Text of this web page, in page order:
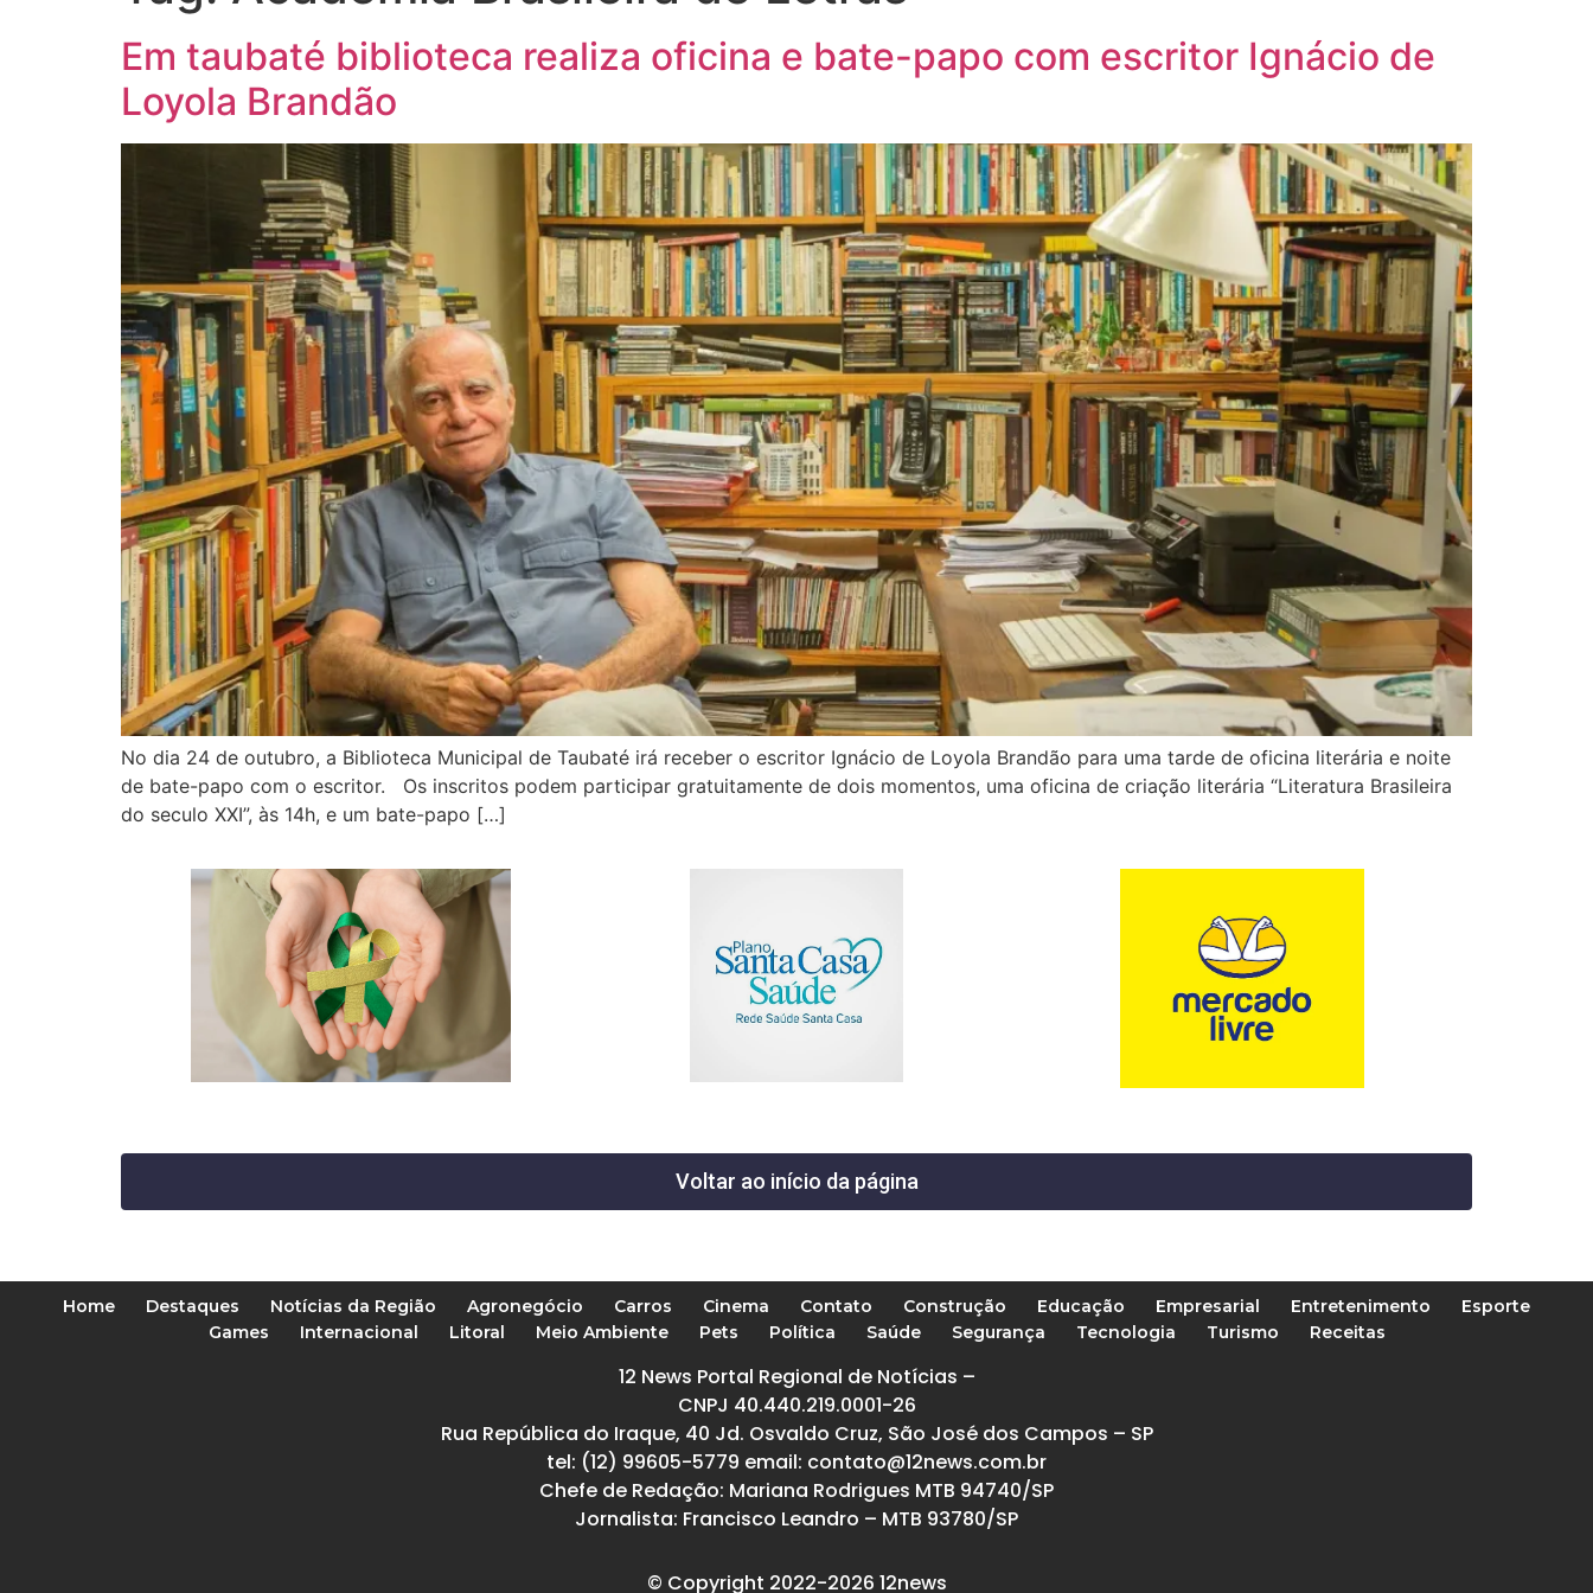
Em taubaté biblioteca realiza oficina e bate-papo com escritor Ignácio de
Loyola Brandão
No dia 24 de outubro, a Biblioteca Municipal de Taubaté irá receber o escritor Ignácio de Loyola Brandão para uma tarde de oficina literária e noite
de bate-papo com o escritor. Os inscritos podem participar gratuitamente de dois momentos, uma oficina de criação literária “Literatura Brasileira
do seculo XXI”, às 14h, e um bate-papo […]
Voltar ao início da página
Home Destaques Notícias da Região Agronegócio Carros Cinema Contato Construção Educação Empresarial Entretenimento
Esporte
Games
Internacional Litoral Meio Ambiente Pets Política Saúde Segurança Tecnologia Turismo Receitas
12 News Portal Regional de Notícias –
CNPJ 40.440.219.0001-26
Rua República do Iraque, 40 Jd. Osvaldo Cruz, São José dos Campos – SP
tel: (12) 99605-5779 email: contato@12news.com.br
Chefe de Redação: Mariana Rodrigues MTB 94740/SP
Jornalista: Francisco Leandro – MTB 93780/SP
© Copyright 2022-2026 12news